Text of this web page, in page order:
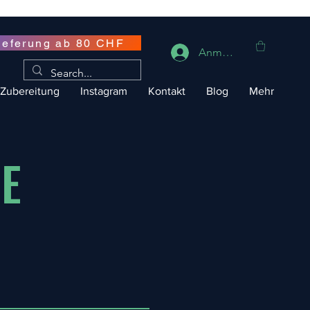
Anmelden
Zubereitung Instagram Kontakt Blog Mehr
ab 80 CHF